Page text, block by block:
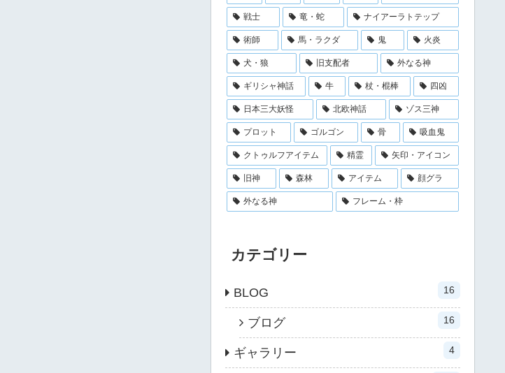
戦士 竜・蛇 ナイアーラトテップ
術師 馬・ラクダ 鬼 火炎
犬・狼 旧支配者 外なる神
ギリシャ神話 牛 杖・棍棒 四凶
日本三大妖怪 北欧神話 ゾス三神
プロット ゴルゴン 骨 吸血鬼
クトゥルフアイテム 精霊 矢印・アイコン
旧神 森林 アイテム 顔グラ
外なる神 フレーム・枠
カテゴリー
BLOG 16
ブログ 16
ギャラリー 4